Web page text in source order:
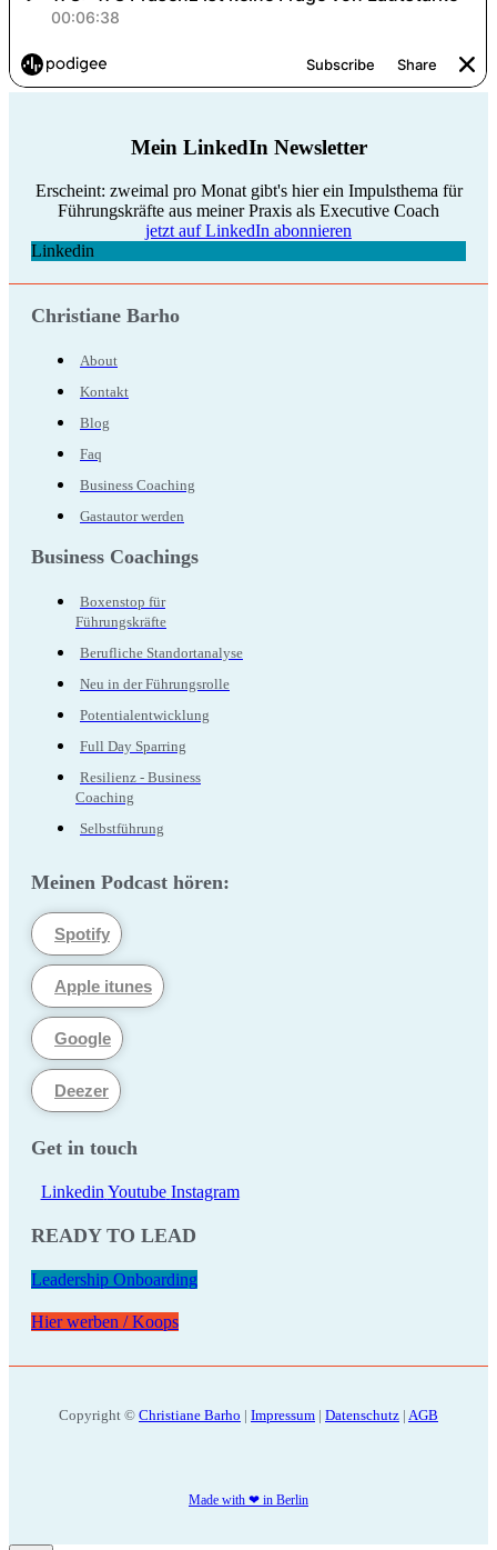
Mein LinkedIn Newsletter
Erscheint: zweimal pro Monat gibt's hier ein Impulsthema für
Führungskräfte aus meiner Praxis als Executive Coach
jetzt auf LinkedIn abonnieren
Linkedin
Christiane Barho
About
Kontakt
Blog
Faq
Business Coaching
Gastautor werden
Business Coachings
Boxenstop für
Führungskräfte
Berufliche Standortanalyse
Neu in der Führungsrolle
Potentialentwicklung
Full Day Sparring
Resilienz - Business
Coaching
Selbstführung
Meinen Podcast hören:
Spotify
Apple itunes
Google
Deezer
Get in touch
Linkedin Youtube Instagram
READY TO LEAD
Leadership Onboarding
Hier werben / Koops
Copyright © Christiane Barho | Impressum | Datenschutz | AGB
Made with ❤ in Berlin